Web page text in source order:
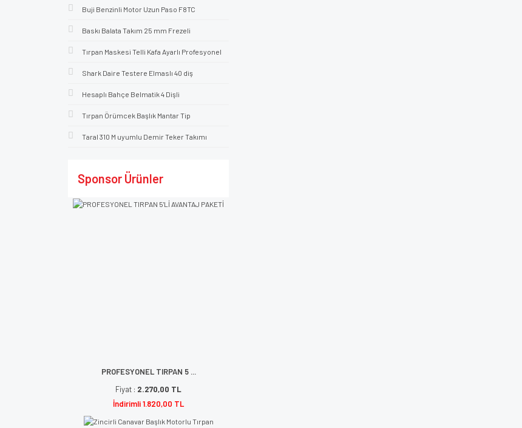
Buji Benzinli Motor Uzun Paso F8TC
Baskı Balata Takım 25 mm Frezeli
Tırpan Maskesi Telli Kafa Ayarlı Profesyonel
Shark Daire Testere Elmaslı 40 diş
Hesaplı Bahçe Belmatik 4 Dişli
Tırpan Örümcek Başlık Mantar Tip
Taral 310 M uyumlu Demir Teker Takımı
Sponsor Ürünler
PROFESYONEL TIRPAN 5 ...
Fiyat : 2.270,00 TL
İndirimli 1.820,00 TL